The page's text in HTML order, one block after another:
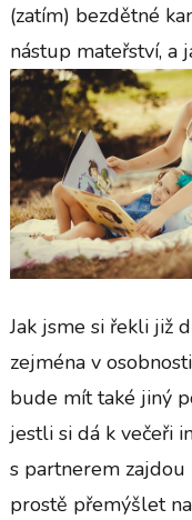
(zatím) bezdětné
nástup mateřství, a
Jak jsme si řekli již
zejména v
bude mít také jiný
jestli si dá k večeři
s partnerem zajdou
prostě přemýšlet